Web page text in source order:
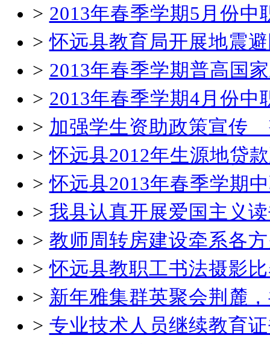
> 2013年春季学期5月份中
>怀远县教育局开展地震
> 2013年春季学期普高国
> 2013年春季学期4月份
> 加强学生资助政策宣传
>怀远县2012年生源地贷
>怀远县2013年春季学期
> 我县认真开展爱国主义
> 教师周转房建设牵系各
>怀远县教职工书法摄影
> 新年雅集群英聚会荆麓
> 专业技术人员继续教育